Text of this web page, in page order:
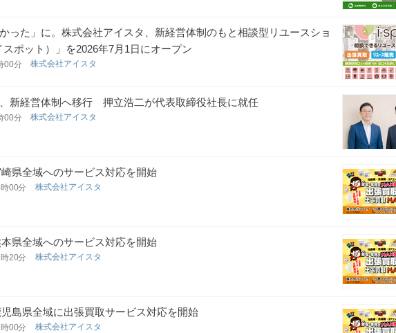
った」に。株式会社アイスタ、新経営体制のもと相談型リユースショ
スポット）」を2026年7月1日にオープン
00分 株式会社アイスタ
新経営体制へ移行 押立浩二が代表取締役社長に就任
00分 株式会社アイスタ
県全域へのサービス対応を開始
00分 株式会社アイスタ
県全域へのサービス対応を開始
20分 株式会社アイスタ
島県全域に出張買取サービス対応を開始
00分 株式会社アイスタ